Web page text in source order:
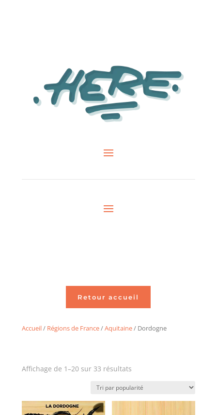
Retour accueil
Accueil/ Régions de France/Aquitaine/ Dordogne
Affichage de 1–20 sur 33 résultatsTrié
popularité